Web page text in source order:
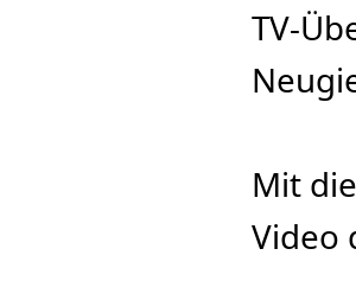
TV-
Mit
Video